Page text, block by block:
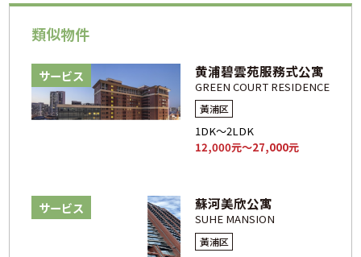
類似物件
サービス 黄浦碧雲苑服務式公寓
GREEN COURT RESIDENCE
黃浦区
1DK～2LDK
12,000元～27,000元
サービス 蘇河美欣公寓
SUHE MANSION
黃浦区